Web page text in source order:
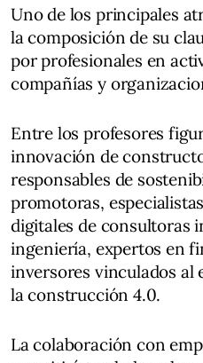
Uno de los principales
la composición de su
por profesionales en
compañías y
Entre los profesores
innovación de
responsables de
promotoras,
digitales de consultoras
ingeniería, expertos en
inversores vinculados al
la construcción 4.0.
La colaboración con